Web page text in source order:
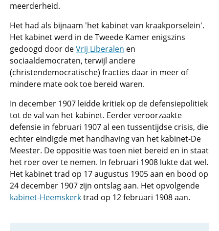
meerderheid.
Het had als bijnaam 'het kabinet van kraakporselein'.
Het kabinet werd in de Tweede Kamer enigszins
gedoogd door deVrij Liberalen en
sociaaldemocraten, terwijl andere
(christendemocratische) fracties daar in meer of
mindere mate ook toe bereid waren.
In december 1907 leidde kritiek op de defensiepolitiek
tot de val van het kabinet. Eerder veroorzaakte
defensie in februari 1907 al een tussentijdse crisis, die
echter eindigde met handhaving van het kabinet-De
Meester. De oppositie was toen niet bereid en in staat
het roer over te nemen. In februari 1908 lukte dat wel.
Het kabinet trad op 17 augustus 1905 aan en bood op
24 december 1907 zijn ontslag aan. Het opvolgende
kabinet-Heemskerktrad op 12 februari 1908 aan.